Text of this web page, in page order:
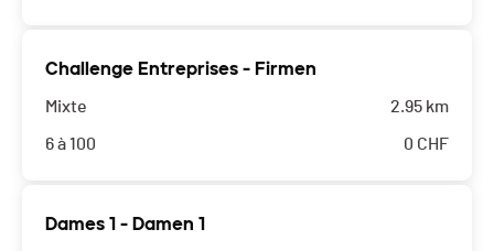
Challenge Entreprises - Firmen
Mixte
6 à 100
2.95 km
0 CHF
Dames 1 - Damen 1